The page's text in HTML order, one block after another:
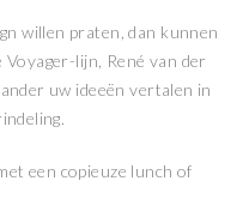
willen praten, dan kunnen
lijn, René van der
uw ideeën vertalen in
een copieuze lunch of